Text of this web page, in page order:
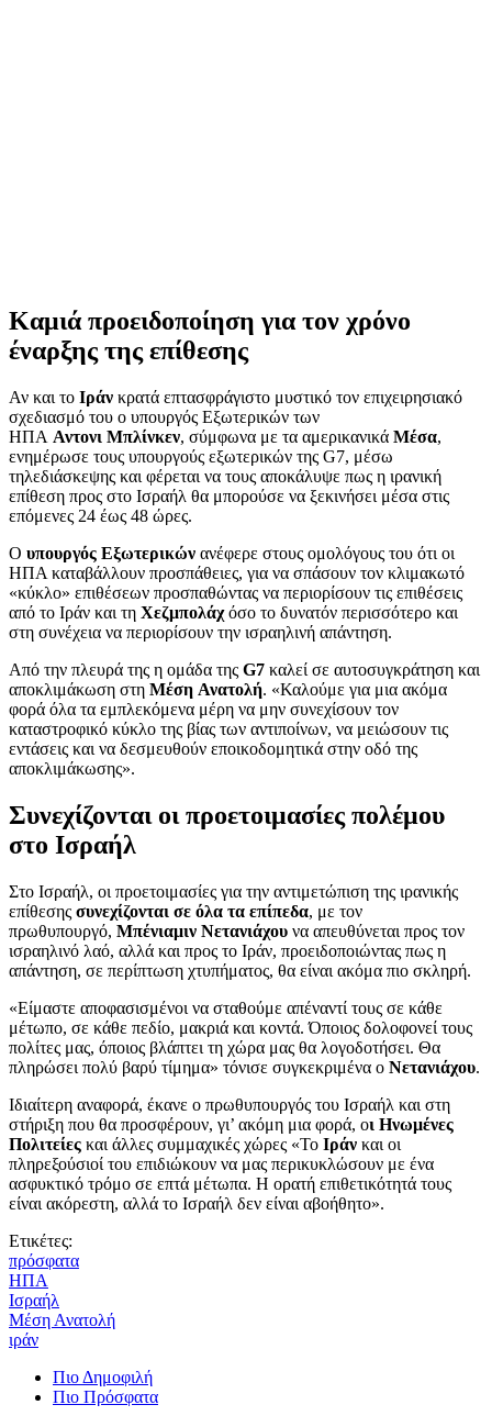
Καμιά προειδοποίηση για τον χρόνο
έναρξης της επίθεσης
Αν και το Ιράν κρατά επτασφράγιστο μυστικό τον επιχειρησιακό
σχεδιασμό του ο υπουργός Εξωτερικών των
ΗΠΑ Αντονι Μπλίνκεν, σύμφωνα με τα αμερικανικά Μέσα,
ενημέρωσε τους υπουργούς εξωτερικών της G7, μέσω
τηλεδιάσκεψης και φέρεται να τους αποκάλυψε πως η ιρανική
επίθεση προς στο Ισραήλ θα μπορούσε να ξεκινήσει μέσα στις
επόμενες 24 έως 48 ώρες.
Ο υπουργός Εξωτερικών ανέφερε στους ομολόγους του ότι οι
ΗΠΑ καταβάλλουν προσπάθειες, για να σπάσουν τον κλιμακωτό
«κύκλο» επιθέσεων προσπαθώντας να περιορίσουν τις επιθέσεις
από το Ιράν και τη Χεζμπολάχόσο το δυνατόν περισσότερο και
στη συνέχεια να περιορίσουν την ισραηλινή απάντηση.
Από την πλευρά της η ομάδα της G7 καλεί σε αυτοσυγκράτηση και
αποκλιμάκωση στη Μέση Ανατολή. «Καλούμε για μια ακόμα
φορά όλα τα εμπλεκόμενα μέρη να μην συνεχίσουν τον
καταστροφικό κύκλο της βίας των αντιποίνων, να μειώσουν τις
εντάσεις και να δεσμευθούν εποικοδομητικά στην οδό της
αποκλιμάκωσης».
Συνεχίζονται οι προετοιμασίες πολέμου
στο Ισραήλ
Στο Ισραήλ, οι προετοιμασίες για την αντιμετώπιση της ιρανικής
επίθεσης συνεχίζονται σε όλα τα επίπεδα, με τον
πρωθυπουργό, Μπένιαμιν Νετανιάχου να απευθύνεται προς τον
ισραηλινό λαό, αλλά και προς το Ιράν, προειδοποιώντας πως η
απάντηση, σε περίπτωση χτυπήματος, θα είναι ακόμα πιο σκληρή.
«Είμαστε αποφασισμένοι να σταθούμε απέναντί τους σε κάθε
μέτωπο, σε κάθε πεδίο, μακριά και κοντά. Όποιος δολοφονεί τους
πολίτες μας, όποιος βλάπτει τη χώρα μας θα λογοδοτήσει. Θα
πληρώσει πολύ βαρύ τίμημα» τόνισε συγκεκριμένα ο Νετανιάχου.
Ιδιαίτερη αναφορά, έκανε ο πρωθυπουργός του Ισραήλ και στη
στήριξη που θα προσφέρουν, γι’ ακόμη μια φορά, οι Ηνωμένες
Πολιτείες και άλλες συμμαχικές χώρες «Το Ιράν και οι
πληρεξούσιοί του επιδιώκουν να μας περικυκλώσουν με ένα
ασφυκτικό τρόμο σε επτά μέτωπα. Η ορατή επιθετικότητά τους
είναι ακόρεστη, αλλά το Ισραήλ δεν είναι αβοήθητο».
Ετικέτες:
πρόσφατα
ΗΠΑ
Ισραήλ
Μέση Ανατολή
ιράν
Πιο Δημοφιλή
Πιο Πρόσφατα